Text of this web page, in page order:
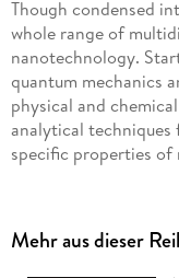
Though condensed
whole range of
nanotechnology.
quantum mechanics
physical and
analytical techniques
specific properties of
The book goes on to
nanomaterials in
Mehr aus dieser